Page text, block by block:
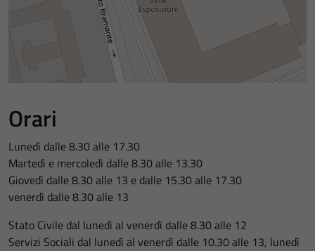
Orari
Lunedì dalle 8.30 alle 17.30
Martedì e mercoledì dalle 8.30 alle 13.30
Giovedì dalle 8.30 alle 13 e dalle 15.30 alle 17.30
venerdì dalle 8.30 alle 13
Stato Civile dal lunedì al venerdì dalle 8.30 alle 12
Servizi Sociali dal lunedì al venerdì dalle 10.30 alle 13, lunedì